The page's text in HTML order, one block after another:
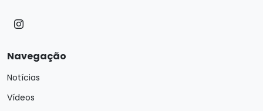
Navegação
Notícias
Vídeos